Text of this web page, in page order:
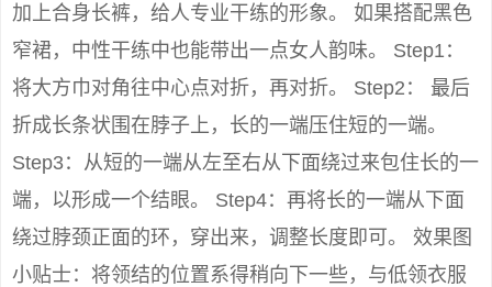
加上合身长裤，给人专业干练的形象。 如果搭配黑色
窄裙，中性干练中也能带出一点女人韵味。 Step1：
将大方巾对角往中心点对折，再对折。 Step2： 最后
折成长条状围在脖子上，长的一端压住短的一端。
Step3：从短的一端从左至右从下面绕过来包住长的一
端，以形成一个结眼。 Step4：再将长的一端从下面
绕过脖颈正面的环，穿出来，调整长度即可。 效果图
小贴士：将领结的位置系得稍向下一些，与低领衣服